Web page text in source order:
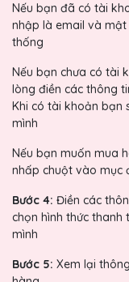
Nếu bạn đã có tài
nhập là email và
thống
Nếu bạn chưa có tài
lòng điền các thông
Khi có tài khoản bạn
mình
Nếu bạn muốn mua
nhấp chuột vào mục
Bước 4: Điền các
chọn hình thức
mình
Bước 5: Xem lại